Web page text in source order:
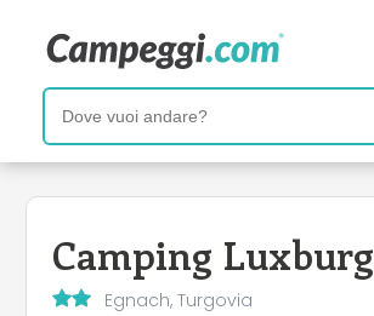
Camping Luxburg
Egnach, Turgovia